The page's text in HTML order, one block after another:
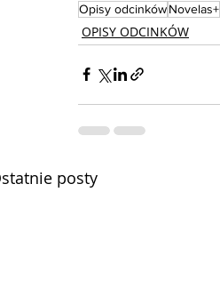
Opisy odcinkówNovelas+
OPISY ODCINKÓW
posty